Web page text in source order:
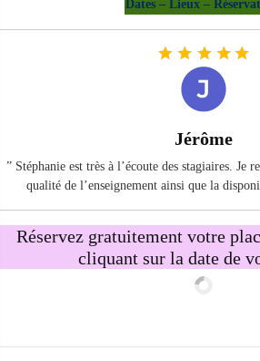
Dates – Lieux –
Jérôme
” Stéphanie est très à l’écoute des stagiaires. Je
qualité de l’enseignement ainsi que la
Réservez gratuitement votre
cliquant sur la date de